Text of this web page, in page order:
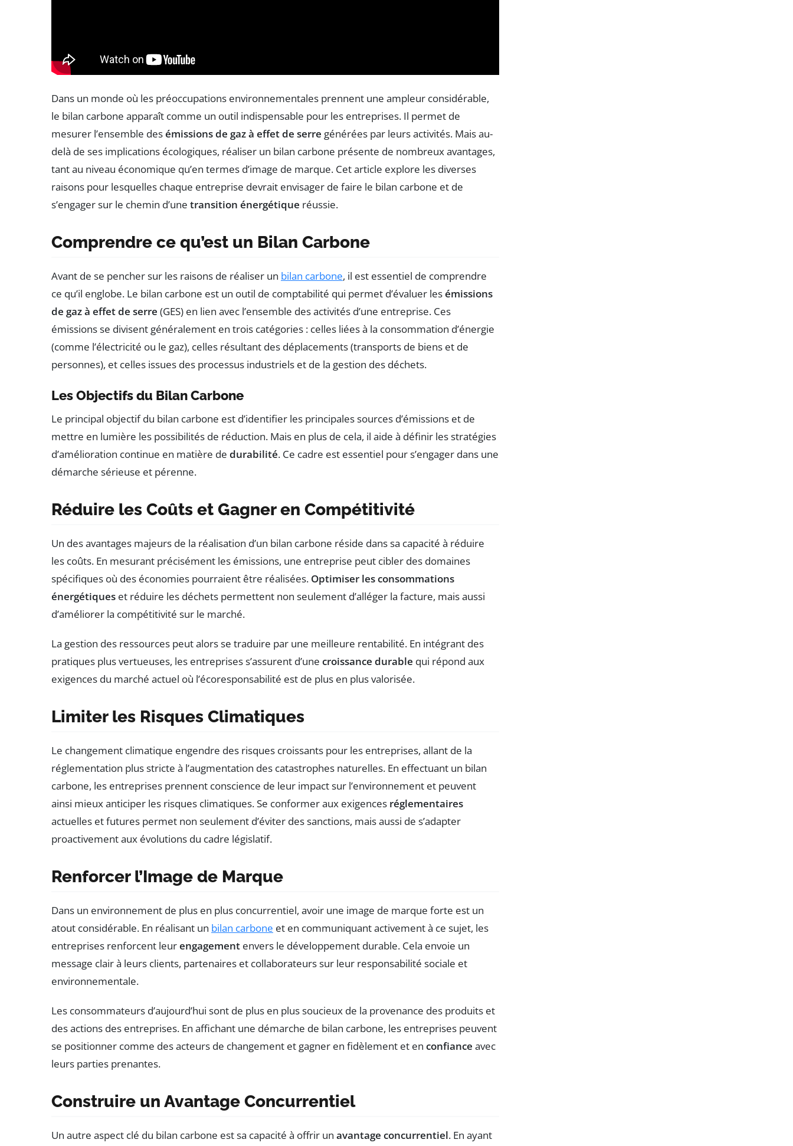
Dans un monde où les préoccupations environnementales prennent une ampleur considérable,
le bilan carbone apparaît comme un outil indispensable pour les entreprises. Il permet de
mesurer l’ensemble desémissions de gaz à effet de serre générées par leurs activités. Mais au-
delà de ses implications écologiques, réaliser un bilan carbone présente de nombreux avantages,
tant au niveau économique qu’en termes d’image de marque. Cet article explore les diverses
raisons pour lesquelles chaque entreprise devrait envisager de faire le bilan carbone et de
s’engager sur le chemin d’une transition énergétique réussie.
Comprendre ce qu’est un Bilan Carbone
Avant de se pencher sur les raisons de réaliser un bilan carbone, il est essentiel de comprendre
ce qu’il englobe. Le bilan carbone est un outil de comptabilité qui permet d’évaluer lesémissions
de gaz à effet de serre (GES) en lien avec l’ensemble des activités d’une entreprise. Ces
émissions se divisent généralement en trois catégories : celles liées à la consommation d’énergie
(comme l’électricité ou le gaz), celles résultant des déplacements (transports de biens et de
personnes), et celles issues des processus industriels et de la gestion des déchets.
Les Objectifs du Bilan Carbone
Le principal objectif du bilan carbone est d’identifier les principales sources d’émissions et de
mettre en lumière les possibilités de réduction. Mais en plus de cela, il aide à définir les stratégies
d’amélioration continue en matière de durabilité. Ce cadre est essentiel pour s’engager dans une
démarche sérieuse et pérenne.
Réduire les Coûts et Gagner en Compétitivité
Un des avantages majeurs de la réalisation d’un bilan carbone réside dans sa capacité à réduire
les coûts. En mesurant précisément les émissions, une entreprise peut cibler des domaines
spécifiques où des économies pourraient être réalisées. Optimiser les consommations
énergétiques et réduire les déchets permettent non seulement d’alléger la facture, mais aussi
d’améliorer la compétitivité sur le marché.
La gestion des ressources peut alors se traduire par une meilleure rentabilité. En intégrant des
pratiques plus vertueuses, les entreprises s’assurent d’une croissance durable qui répond aux
exigences du marché actuel où l’écoresponsabilité est de plus en plus valorisée.
Limiter les Risques Climatiques
Le changement climatique engendre des risques croissants pour les entreprises, allant de la
réglementation plus stricte à l’augmentation des catastrophes naturelles. En effectuant un bilan
carbone, les entreprises prennent conscience de leur impact sur l’environnement et peuvent
ainsi mieux anticiper les risques climatiques. Se conformer aux exigences réglementaires
actuelles et futures permet non seulement d’éviter des sanctions, mais aussi de s’adapter
proactivement aux évolutions du cadre législatif.
Renforcer l’Image de Marque
Dans un environnement de plus en plus concurrentiel, avoir une image de marque forte est un
atout considérable. En réalisant un bilan carbone et en communiquant activement à ce sujet, les
entreprises renforcent leurengagement envers le développement durable. Cela envoie un
message clair à leurs clients, partenaires et collaborateurs sur leur responsabilité sociale et
environnementale.
Les consommateurs d’aujourd’hui sont de plus en plus soucieux de la provenance des produits et
des actions des entreprises. En affichant une démarche de bilan carbone, les entreprises peuvent
se positionner comme des acteurs de changement et gagner en fidèlement et en confiance avec
leurs parties prenantes.
Construire un Avantage Concurrentiel
Un autre aspect clé du bilan carbone est sa capacité à offrir un avantage concurrentiel. En ayant